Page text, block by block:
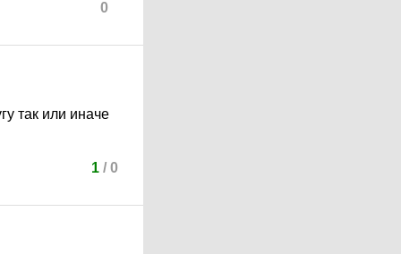
0
так или иначе
1/ 0